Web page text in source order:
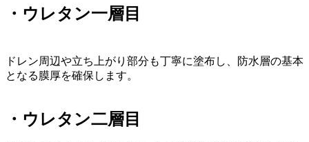
・ウレタン一層目
ドレン周辺や立ち上がり部分も丁寧に塗布し、防水層の基本
となる膜厚を確保します。
・ウレタン二層目